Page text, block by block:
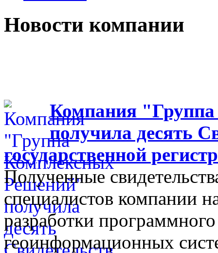
Новости компании
Компания
получила десять
государственной
Полученные
специалистов компании
разработки
геоинформационных